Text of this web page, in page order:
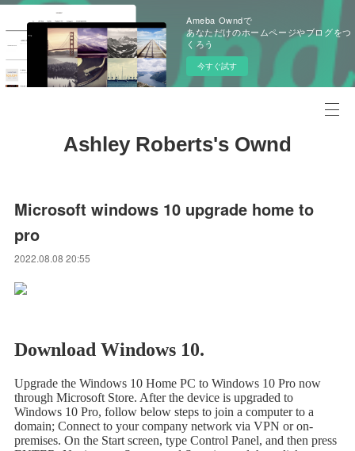
Ameba Owndで
あなただけのホームページやブログをつ
くろう
今すぐ試す
Ashley Roberts's Ownd
Microsoft windows 10 upgrade home to
pro
2022.08.08 20:55